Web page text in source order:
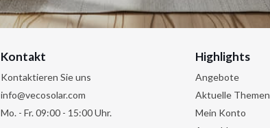
Kontakt
Kontaktieren Sie uns
info@vecosolar.com
Mo. - Fr. 09:00 - 15:00 Uhr.
Highlights
Angebote
Aktuelle Themen
Mein Konto